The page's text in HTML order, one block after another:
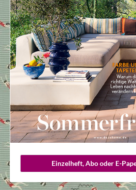
Einzelheft, Abo oder E-